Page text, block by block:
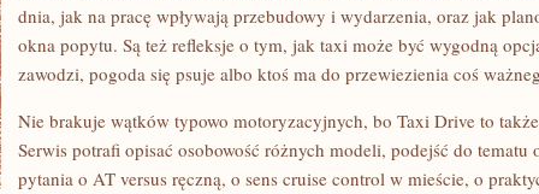
dnia, jak na pracę wpływają przebudowy i wydarzenia, oraz jak
okna popytu. Są też refleksje o tym, jak taxi może być wygodną
zawodzi, pogoda się psuje albo ktoś ma do przewiezienia coś
Nie brakuje wątków typowo motoryzacyjnych, bo Taxi Drive to
Serwis potrafi opisać osobowość różnych modeli, podejść do
pytania o AT versus ręczną, o sens cruise control w mieście, o